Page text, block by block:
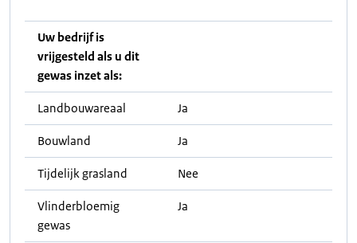
Uw bedrijf is
vrijgesteld als u dit
gewas inzet als:
Landbouwareaal Ja
Bouwland Ja
Tijdelijk grasland Nee
Vlinderbloemig
gewas
Ja